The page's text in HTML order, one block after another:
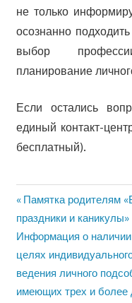
не только
осознанно
выбор
планирование
Если остались
единый контакт-
бесплатный).
Навигация
по
записям
Предыдущая
запись:
Памятка родителям
праздники и каникулы»
Следующая
запись:
Информация о
целях
ведения личного
имеющих трех и более